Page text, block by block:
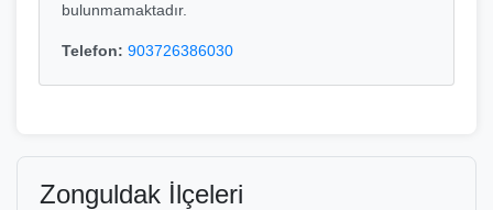
bulunmamaktadır.
Telefon: 903726386030
Zonguldak İlçeleri